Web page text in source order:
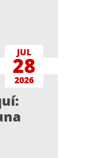
JUL
28
2026